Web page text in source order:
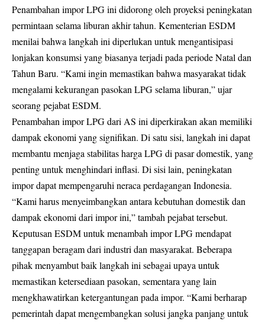
Penambahan impor LPG ini didorong oleh proyeksi peningkatan
permintaan selama liburan akhir tahun. Kementerian ESDM
menilai bahwa langkah ini diperlukan untuk mengantisipasi
lonjakan konsumsi yang biasanya terjadi pada periode Natal dan
Tahun Baru. “Kami ingin memastikan bahwa masyarakat tidak
mengalami kekurangan pasokan LPG selama liburan,” ujar
seorang pejabat ESDM.
Penambahan impor LPG dari AS ini diperkirakan akan memiliki
dampak ekonomi yang signifikan. Di satu sisi, langkah ini dapat
membantu menjaga stabilitas harga LPG di pasar domestik, yang
penting untuk menghindari inflasi. Di sisi lain, peningkatan
impor dapat mempengaruhi neraca perdagangan Indonesia.
“Kami harus menyeimbangkan antara kebutuhan domestik dan
dampak ekonomi dari impor ini,” tambah pejabat tersebut.
Keputusan ESDM untuk menambah impor LPG mendapat
tanggapan beragam dari industri dan masyarakat. Beberapa
pihak menyambut baik langkah ini sebagai upaya untuk
memastikan ketersediaan pasokan, sementara yang lain
mengkhawatirkan ketergantungan pada impor. “Kami berharap
pemerintah dapat mengembangkan solusi jangka panjang untuk